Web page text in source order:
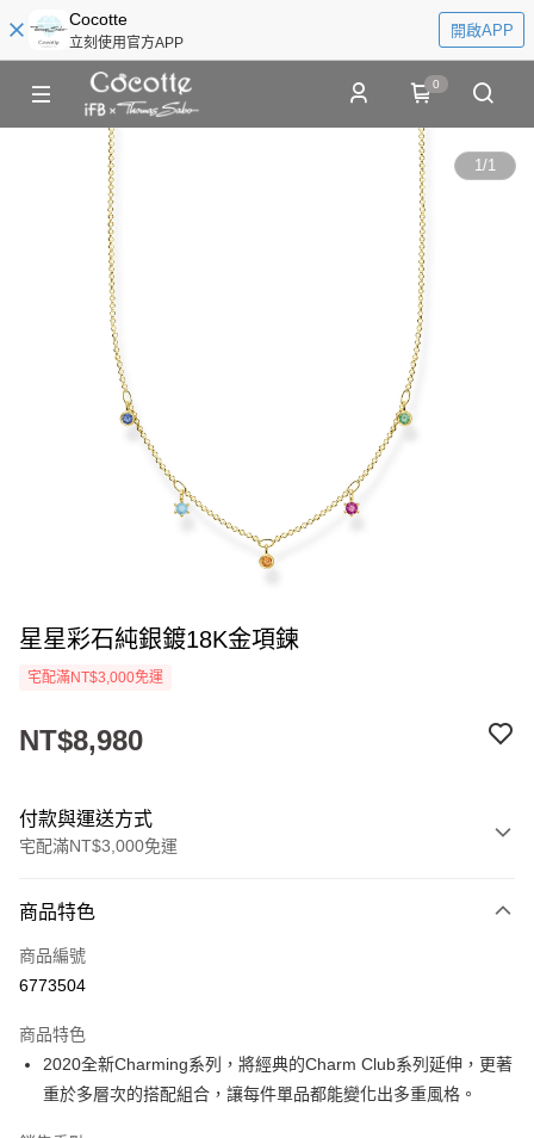
Cocotte
立刻使用官方APP
開啟APP
0
1/1
星星彩石純銀鍍18K金項鍊
宅配滿NT$3,000免運
NT$8,980
付款與運送方式
宅配滿NT$3,000免運
信用卡一次付款
Apple Pay
ATM付款
商品特色
商品編號
6773504
商品特色
2020全新Charming系列，將經典的Charm Club系列延伸，更著
重於多層次的搭配組合，讓每件單品都能變化出多重風格。